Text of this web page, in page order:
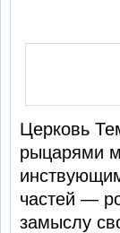
Церковь
рыцарями
частей —
замыслу